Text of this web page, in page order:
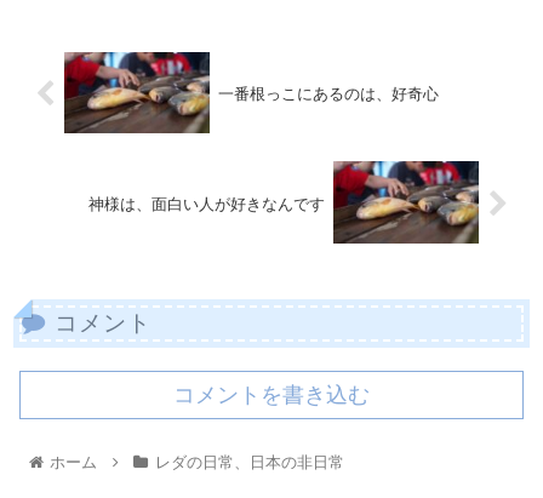
一番根っこにあるのは、好奇心
神様は、面白い人が好きなんです
コメント
コメントを書き込む
ホーム レダの日常、日本の非日常